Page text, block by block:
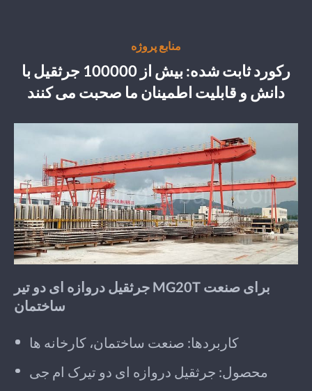
منابع پروژه
رکورد ثابت شده: بیش از 100000 جرثقیل با
دانش و قابلیت اطمینان ما صحبت می کنند
جرثقیل دروازه ای دو تیر MG20T برای صنعت
ساختمان
کاربردها: صنعت ساختمان، کارخانه ها
محصول: جرثقیل دروازه ای دو تیرک ام جی